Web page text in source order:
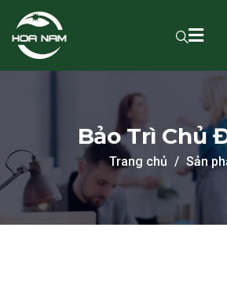
Bảo Trì Chủ
Trang chủ Sản